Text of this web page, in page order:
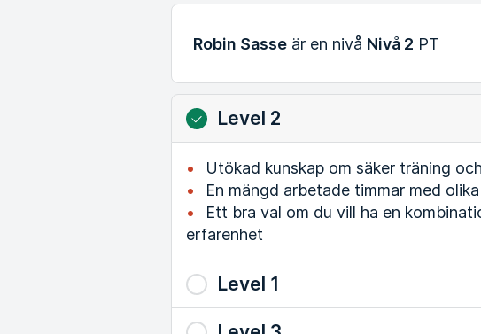
Robin Sasse är en nivå Nivå 2 PT
Level 2
Utökad kunskap om säker träning
En mängd arbetade timmar med
Ett bra val om du vill ha en
erfarenhet
Level 1